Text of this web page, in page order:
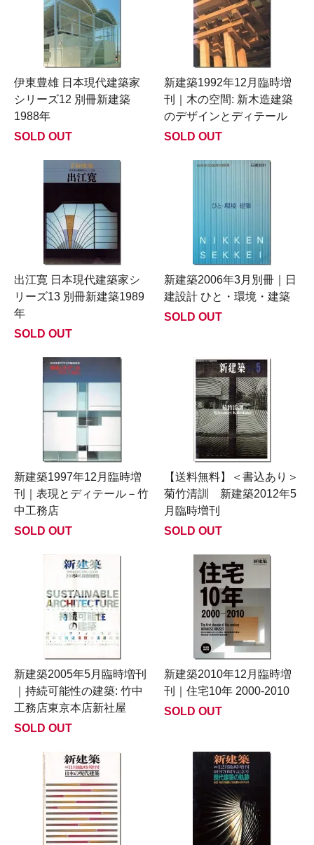
伊東豊雄 日本現代建築家
シリーズ12 別冊新建築
1988年
SOLD OUT
新建築1992年12月臨時増
刊｜木の空間: 新木造建築
のデザインとディテール
SOLD OUT
出江寛 日本現代建築家シ
リーズ13 別冊新建築1989
年
SOLD OUT
新建築2006年3月別冊｜日
建設計 ひと・環境・建築
SOLD OUT
新建築1997年12月臨時増
刊｜表現とディテール－竹
中工務店
SOLD OUT
【送料無料】＜書込あり＞
菊竹清訓 新建築2012年5
月臨時増刊
SOLD OUT
新建築2005年5月臨時増刊
｜持続可能性の建築: 竹中
工務店東京本店新社屋
SOLD OUT
新建築2010年12月臨時増
刊｜住宅10年 2000-2010
SOLD OUT